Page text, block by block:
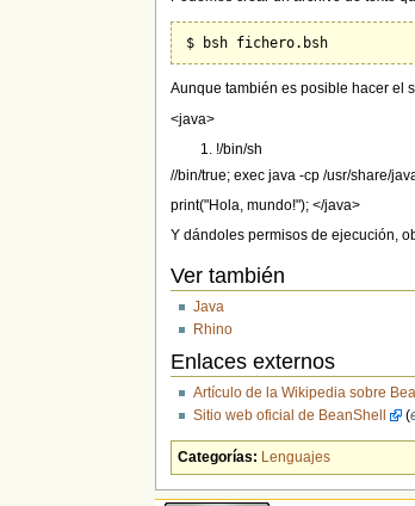
Aunque también es posible hacer el
<java>
!/bin/sh
//bin/true; exec java -cp /usr/share/
print("Hola, mundo!"); </java>
Y dándoles permisos de ejecución,
Ver también
Java
Rhino
Enlaces externos
Artículo de la Wikipedia sobre
Sitio web oficial de BeanShell
(
Categorías: Lenguajes